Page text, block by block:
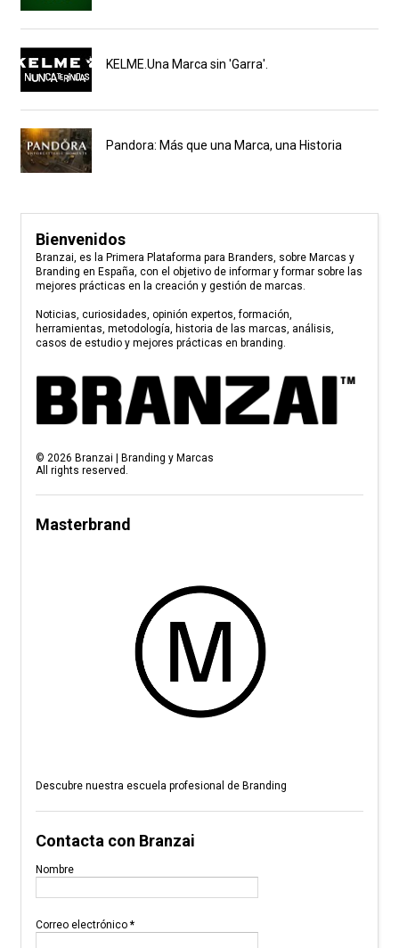
KELME.Una Marca sin 'Garra'.
Pandora: Más que una Marca, una Historia
Bienvenidos
Branzai, es la Primera Plataforma para Branders, sobre Marcas y
Branding en España, con el objetivo de informar y formar sobre las
mejores prácticas en la creación y gestión de marcas.
Noticias, curiosidades, opinión expertos, formación,
herramientas, metodología, historia de las marcas, análisis,
casos de estudio y mejores prácticas en branding.
© 2026 Branzai | Branding y Marcas
All rights reserved.
Masterbrand
Descubre nuestra escuela profesional de Branding
Contacta con Branzai
Nombre
Correo electrónico *